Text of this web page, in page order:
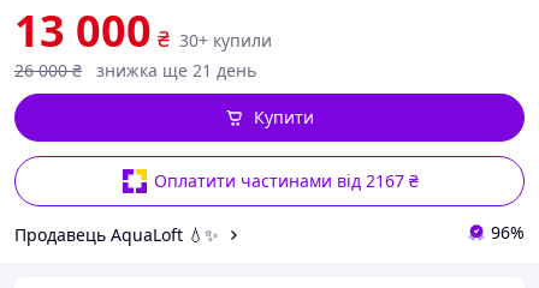
13 000 ₴ 30+ купили
26 000 ₴ знижка ще 21 день
Оплатити частинами від 2167 ₴
Купити
Продавець AquaLoft 💧✨ 96%